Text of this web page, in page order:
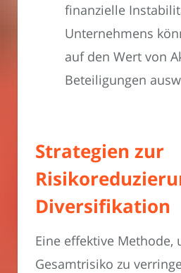
finanzielle
Unternehmens
auf den Wert von
Beteiligungen
Strategien zur
Diversifikation
Eine effektive Methode,
Gesamtrisiko zu